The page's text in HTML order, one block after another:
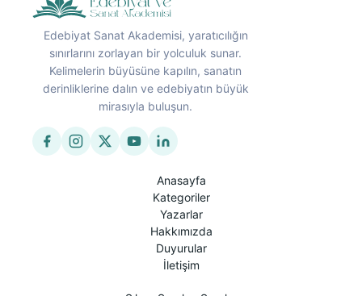
Edebiyat Sanat Akademisi, yaratıcılığın
sınırlarını zorlayan bir yolculuk sunar.
Kelimelerin büyüsüne kapılın, sanatın
derinliklerine dalın ve edebiyatın büyük
mirasıyla buluşun.
Anasayfa
Kategoriler
Yazarlar
Hakkımızda
Duyurular
İletişim